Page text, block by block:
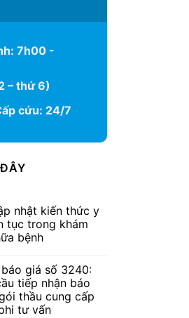
7h00 -
– thứ 6)
cứu: 24/7
nhật kiến thức y
tục trong khám
bệnh
giá số 3240:
tiếp nhận báo
thầu cung cấp
tư vấn